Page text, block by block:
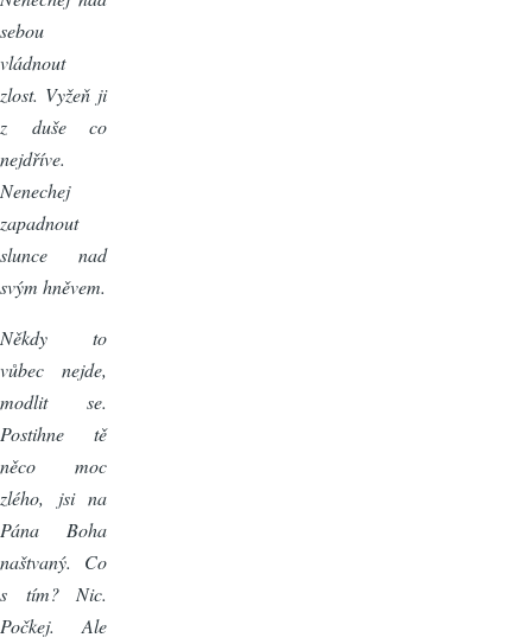
sebou
vládnout
zlost. Vyžeň ji
z duše co
nejdříve.
Nenechej
zapadnout
slunce nad
svým hněvem.
Někdy to
vůbec nejde,
modlit se.
Postihne tě
něco moc
zlého, jsi na
Pána Boha
naštvaný. Co
s tím? Nic.
Počkej. Ale